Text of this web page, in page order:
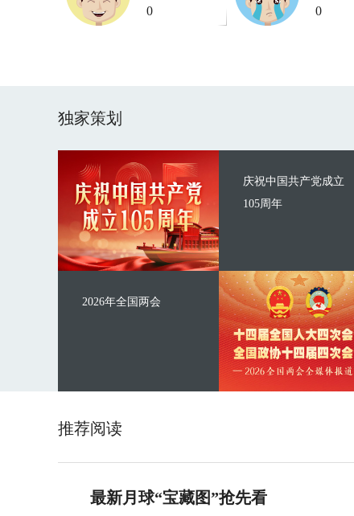
0 0
独家策划
庆祝中国共产党成立
105周年
2026年全国两会
推荐阅读
最新月球“宝藏图”抢先看